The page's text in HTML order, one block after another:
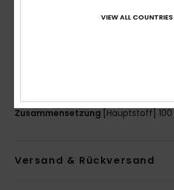
Zusammensetzung [Hauptstoff]
Versand & Rückversand
VIEW ALL COUNTRIES